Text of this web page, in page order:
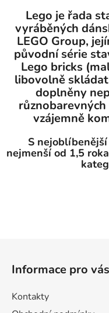
Lego je řada
vyráběných
LEGO Group,
původní série
Lego bricks
libovolně
doplněny
vzájemně
S
nejmenší od 1,5
Informace pro vás
Kontakty